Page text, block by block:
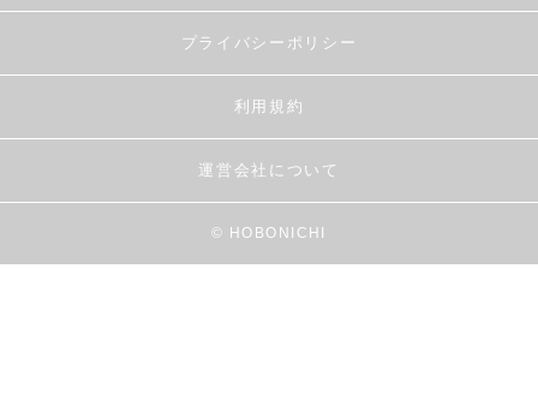
プライバシーポリシー
利用規約
運営会社について
© HOBONICHI